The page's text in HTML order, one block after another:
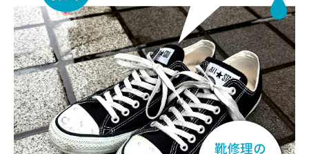
傘修理 合鍵の作製
印鑑・はんこの作製 ダビング
包丁研ぎ 杖先の修理
店舗を探す
オンライン修理見積もりサービス（配送修理）